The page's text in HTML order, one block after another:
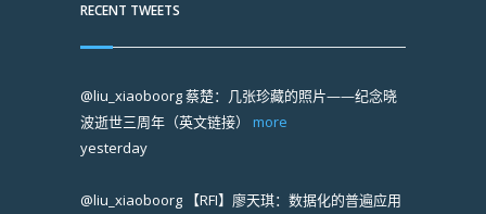
RECENT TWEETS
@liu_xiaoboorg蔡楚：几张珍藏的照片——纪念晓
波逝世三周年（英文链接） more
yesterday
@liu_xiaoboorg 【RFI】廖天琪：数据化的普遍应用